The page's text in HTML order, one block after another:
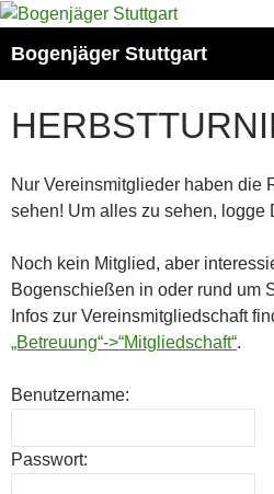
Zum
springen
Bogenjäger Stuttgart
Nur Vereinsmitglieder haben die
sehen! Um alles zu sehen, logge
Noch kein Mitglied, aber
Bogenschießen in oder rund um
Infos zur Vereinsmitgliedschaft
„Betreuung“->“Mitgliedschaft“.
Benutzername:
Passwort: